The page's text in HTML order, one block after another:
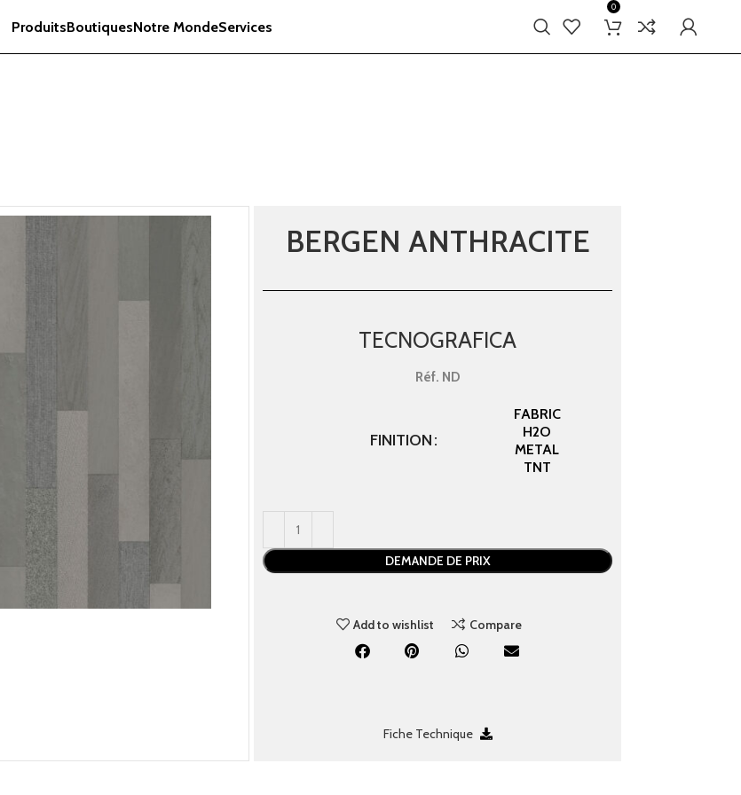
ProduitsBoutiquesNotre MondeServices
0
BERGEN ANTHRACITE
TECNOGRAFICA
Réf. ND
FINITION
FABRIC
H2O
METAL
TNT
DEMANDE DE PRIX
Add to wishlist Compare
Fiche Technique